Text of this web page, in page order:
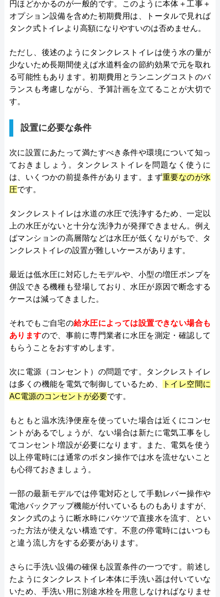
円ほどかかるのが一般的です。このように本体＋工事＋
オプション設備を含めた初期費用は、トータルで見れば
タンク式トイレより高額になりやすいのは否めません。
ただし、後述のようにタンクレストイレは使う水の量が
少ないため長期間使えば水道料金の節約効果で元を取れ
る可能性もあります。初期費用とランニングコストのバ
ランスも考慮しながら、予算計画を立てることが大切で
す。
設置に必要な条件
次に設置にあたって満たすべき条件や環境について知っ
ておきましょう。タンクレストイレを問題なく使うに
は、いくつかの前提条件があります。まず重要なのが水
圧です。
タンクレストイレは水道の水圧で洗浄するため、一定以
上の水圧がないと十分な洗浄力が発揮できません。例え
ばマンションの高層階などは水圧が低くなりがちで、タ
ンクレストイレの設置が難しいケースがあります。
最近は低水圧に対応したモデルや、小型の増圧ポンプを
併設できる機種も登場しており、水圧が原因で断念する
ケースは減ってきました。
それでもご自宅の給水圧によっては設置できない場合も
ありますので、事前に専門業者に水圧を測定・確認して
もらうことをおすすめします。
次に電源（コンセント）の問題です。タンクレストイレ
は多くの機能を電気で制御しているため、
トイレ空間に
AC電源のコンセントが必要です。
もともと温水洗浄便座を使っていた場合は近くにコンセ
ントがあるでしょうが、ない場合は新たに電気工事をし
てコンセント増設が必要になります。また、電気を使う
以上停電時には通常のボタン操作では水を流せないこと
も心得ておきましょう。
一部の最新モデルでは停電対応として手動レバー操作や
電池バックアップ機能が付いているものもありますが、
タンク式のように断水時にバケツで直接水を流す、とい
った方法が使えない構造です。不意の停電時にはいつも
と違う流し方をする必要があります。
さらに手洗い設備の確保も設置条件の一つです。前述し
たようにタンクレストイレ本体に手洗い器は付いていな
いため、手洗い用に別途水栓を用意しなければなりませ